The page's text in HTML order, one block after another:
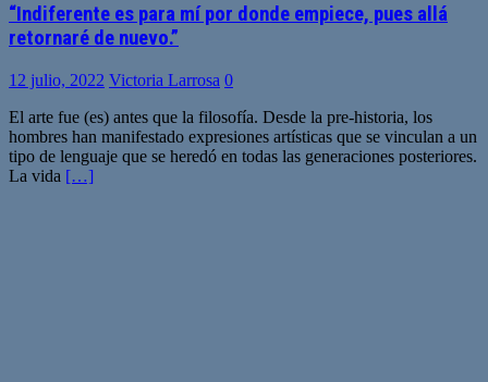
“Indiferente es para mí por donde empiece, pues allá
retornaré de nuevo.”
12 julio, 2022 Victoria Larrosa 0
El arte fue (es) antes que la filosofía. Desde la pre-historia, los
hombres han manifestado expresiones artísticas que se vinculan a un
tipo de lenguaje que se heredó en todas las generaciones posteriores.
La vida […]